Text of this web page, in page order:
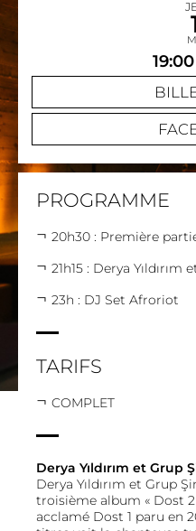
PROGRAMME
20h30 : Première
21h15 : Derya Yıldırım
23h : DJ Set Afroriot
TARIFS
COMPLET
Derya Yıldırım et Grup
Derya Yıldırım et Grup
troisième album « Dost
acclamé Dost 1 paru en